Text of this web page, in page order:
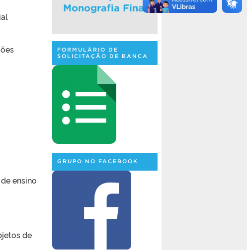
ensino
de
Monografia Final
FORMULÁRIO DE
SOLICITAÇÃO DE BANCA
GRUPO NO FACEBOOK